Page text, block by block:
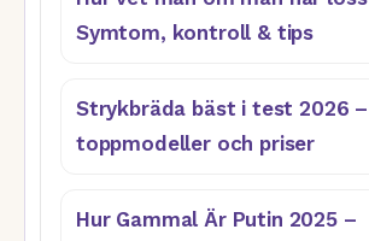
Symtom, kontroll & tips
Strykbräda bäst i test 2026
toppmodeller och priser
Hur Gammal Är Putin 2025 –